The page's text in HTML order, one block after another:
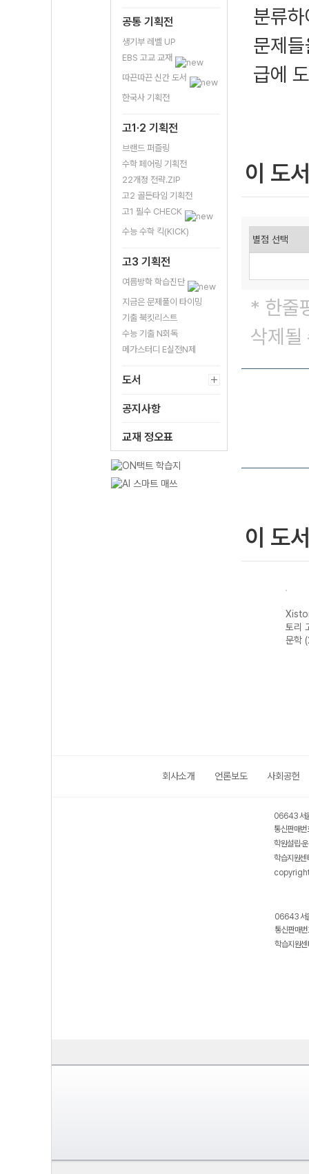
공통 기획전
생기부 레벨 UP
EBS 고교 교재
따끈따끈 신간 도서
한국사 기획전
고1·2 기획전
브랜드 퍼즐링
수학 페어링 기획전
22개정 전략.ZIP
고2 골든타임 기획전
고1 필수 CHECK
수능 수학 킥(KICK)
고3 기획전
여름방학 학습진단
지금은 문제풀이 타이밍
기출 북킷리스트
수능 기출 N회독
메가스터디 E실전N제
도서
공지사항
교재 정오표
분류
문제
급에
이 도
* 한줄
삭제될
이 도
토리
문학
회사소개 언론보도 사회공헌
06643 서
통신판매
학원설립·
학습지원
06643 서
통신판매
학습지원